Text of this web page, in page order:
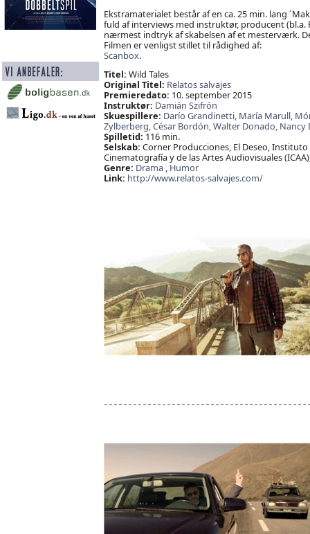
Ekstramaterialet består af en ca. 25 min. lang
fuld af interviews med instruktør, producent
nærmest indtryk af skabelsen af et mesterværk.
Filmen er venligst stillet til rådighed af:
Scanbox.
Titel: Wild Tales
Original Titel: Relatos salvajes
Premieredato: 10. september 2015
Instruktør: Damián Szifrón
Skuespillere: Darío Grandinetti, María Marull,
Zylberberg,César Bordón,Walter Donado, Nancy
Spilletid: 116 min.
Selskab: Corner Producciones, El Deseo,
Cinematografía y de las Artes Audiovisuales
Genre: Drama, Humor
Link: http://www.relatos-salvajes.com/